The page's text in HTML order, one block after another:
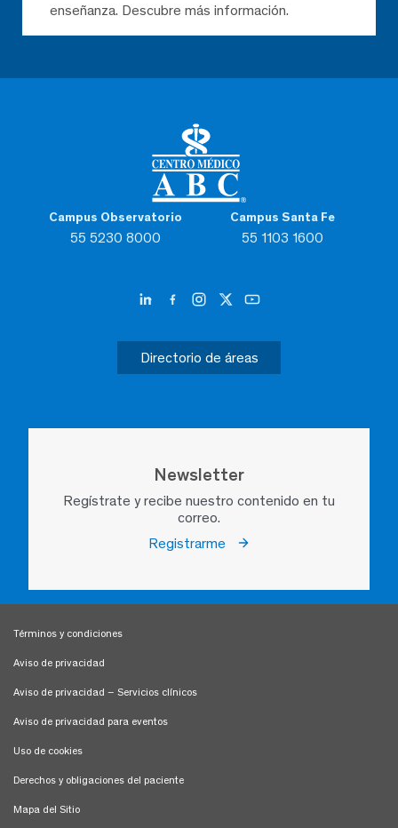
Campus Observatorio
55 5230 8000
Campus Santa Fe
55 1103 1600
Directorio de áreas
Newsletter
Regístrate y recibe nuestro contenido en tu
correo.
Registrarme
enseñanza. Descubre más información.
Términos y condiciones
Aviso de privacidad
Aviso de privacidad – Servicios clínicos
Aviso de privacidad para eventos
Uso de cookies
Derechos y obligaciones del paciente
Mapa del Sitio